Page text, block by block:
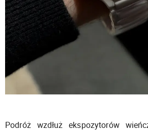
Podróż wzdłuż ekspozytorów